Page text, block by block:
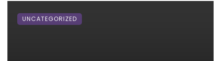
UNCATEGORIZED